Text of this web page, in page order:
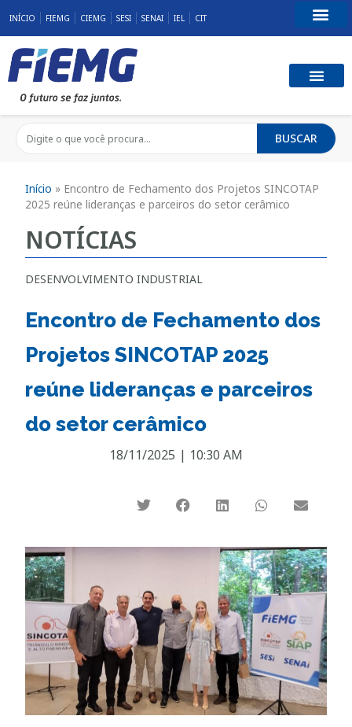
INÍCIO FIEMG CIEMG SESI SENAI IEL CIT
BUSCAR
Início » Encontro de Fechamento dos Projetos SINCOTAP
2025 reúne lideranças e parceiros do setor cerâmico
NOTÍCIAS
DESENVOLVIMENTO INDUSTRIAL
Encontro de Fechamento dos
Projetos SINCOTAP 2025
reúne lideranças e parceiros
do setor cerâmico
18/11/2025 | 10:30 AM